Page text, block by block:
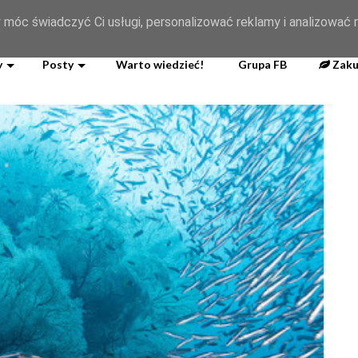
Posty Warto wiedzieć! Grupa FB
świadczyć Ci usługi, personalizować reklamy i analizować